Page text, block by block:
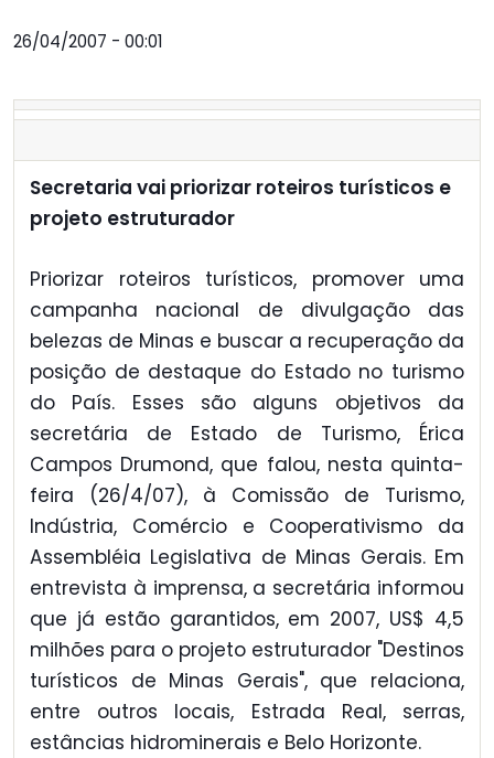
26/04/2007 - 00:01
Secretaria vai priorizar roteiros turísticos e
projeto estruturador
Priorizar roteiros turísticos, promover uma
campanha nacional de divulgação das
belezas de Minas e buscar a recuperação da
posição de destaque do Estado no turismo
do País. Esses são alguns objetivos da
secretária de Estado de Turismo, Érica
Campos Drumond, que falou, nesta quinta-
feira (26/4/07), à Comissão de Turismo,
Indústria, Comércio e Cooperativismo da
Assembléia Legislativa de Minas Gerais. Em
entrevista à imprensa, a secretária informou
que já estão garantidos, em 2007, US$ 4,5
milhões para o projeto estruturador "Destinos
turísticos de Minas Gerais", que relaciona,
entre outros locais, Estrada Real, serras,
estâncias hidrominerais e Belo Horizonte.